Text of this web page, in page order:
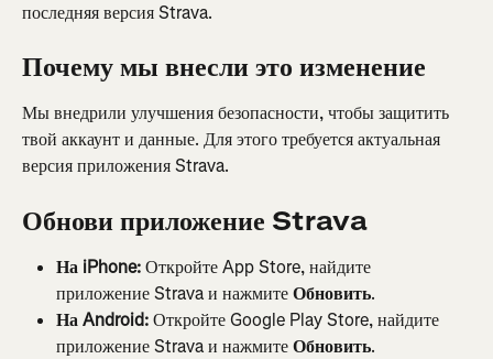
последняя версия Strava.
Почему мы внесли это изменение
Мы внедрили улучшения безопасности, чтобы защитить
твой аккаунт и данные. Для этого требуется актуальная
версия приложения Strava.
Обнови приложение Strava
На iPhone: Откройте App Store, найдите
приложение Strava и нажмите Обновить.
На Android: Откройте Google Play Store, найдите
приложение Strava и нажмите Обновить.